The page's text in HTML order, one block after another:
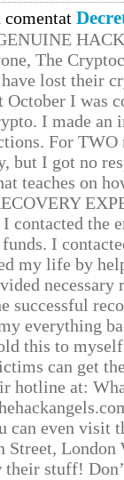
The
lost their
I was
I made
For TWO
but I got no
teaches on
I contacted the
I
my life by
successful
everything
this to
can get
hotline at:
can even visit
Street, London
stuff!